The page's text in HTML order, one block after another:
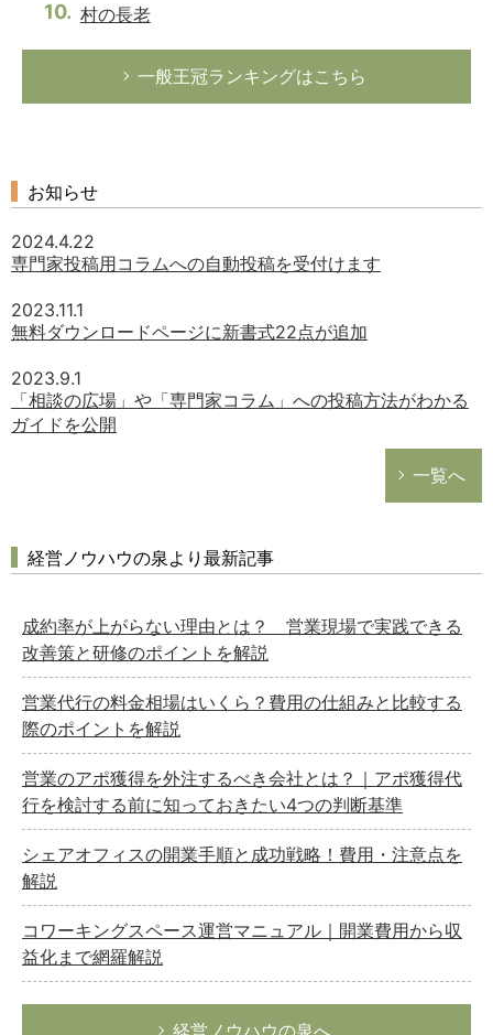
村の長老
一般王冠ランキングはこちら
お知らせ
2024.4.22
専門家投稿用コラムへの自動投稿を受付けます
2023.11.1
無料ダウンロードページに新書式22点が追加
2023.9.1
「相談の広場」や「専門家コラム」への投稿方法がわかる
ガイドを公開
一覧へ
経営ノウハウの泉より最新記事
成約率が上がらない理由とは？ 営業現場で実践できる
改善策と研修のポイントを解説
営業代行の料金相場はいくら？費用の仕組みと比較する
際のポイントを解説
営業のアポ獲得を外注するべき会社とは？｜アポ獲得代
行を検討する前に知っておきたい4つの判断基準
シェアオフィスの開業手順と成功戦略！費用・注意点を
解説
コワーキングスペース運営マニュアル｜開業費用から収
益化まで網羅解説
経営ノウハウの泉へ